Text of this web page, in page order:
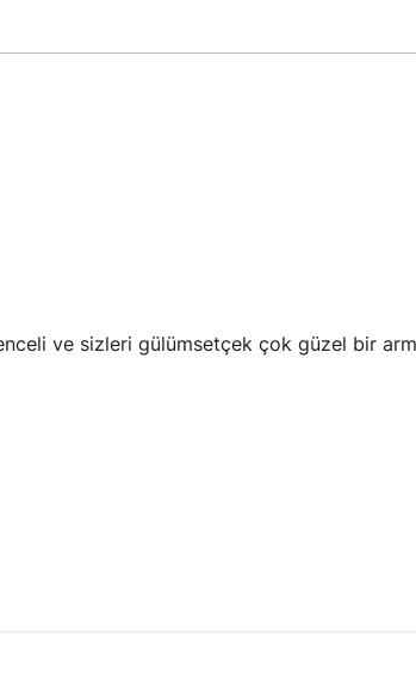
ve sizleri gülümsetçek çok güzel bir